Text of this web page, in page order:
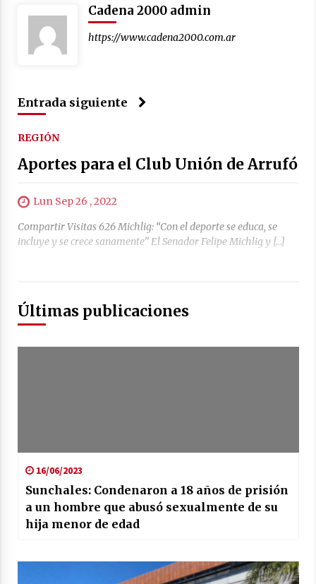
Educativa por $26 millones
03/08/2026
Cadena 2000 admin
https://www.cadena2000.com.ar
Entrada siguiente
REGIÓN
Aportes para el Club Unión de Arrufó
Lun Sep 26 , 2022
Compartir Visitas 626 Michlig: “Con el deporte se educa, se
incluye y se crece sanamente” El Senador Felipe Michlig y […]
Últimas publicaciones
16/06/2023
Sunchales: Condenaron a 18 años de prisión
a un hombre que abusó sexualmente de su
hija menor de edad